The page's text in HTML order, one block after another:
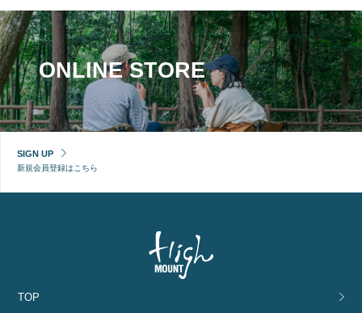
ONLINE STORE
SIGN UP
新規会員登録はこちら
TOP